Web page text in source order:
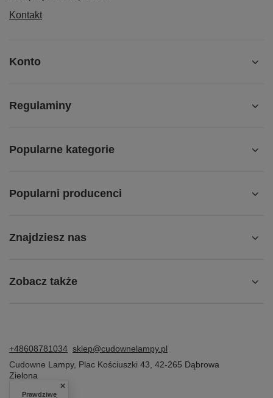
Kontakt
Konto
Regulaminy
Popularne kategorie
Popularni producenci
Znajdziesz nas
Zobacz także
+48608781034 sklep@cudownelampy.pl
Cudowne Lampy, Plac Kościuszki 43 42-265 Dąbrowa
Zielona
Prawdziwe